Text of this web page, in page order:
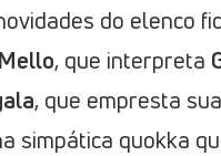
do elenco
, que interpreta
, que empresta
simpática quokka